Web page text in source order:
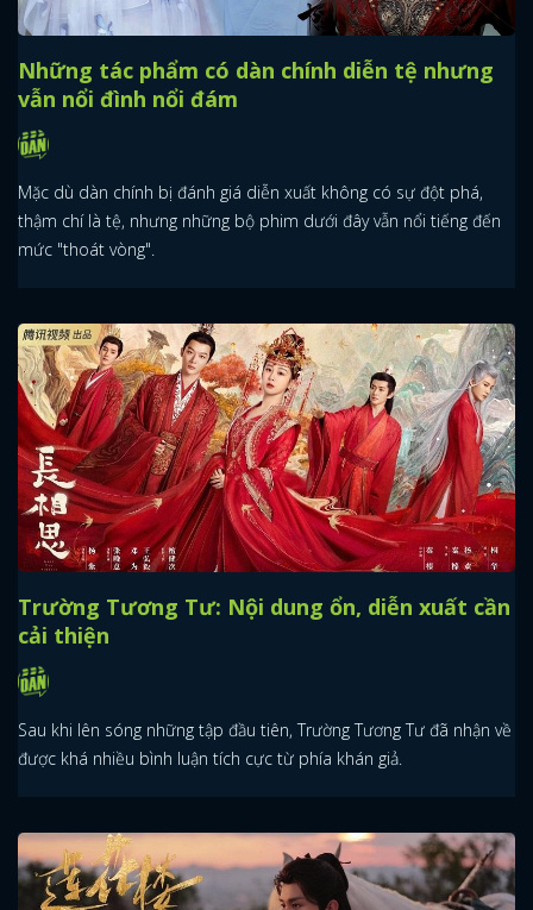
Những tác phẩm có dàn chính diễn tệ nhưng
vẫn nổi đình nổi đám
Mặc dù dàn chính bị đánh giá diễn xuất không có sự đột phá,
thậm chí là tệ, nhưng những bộ phim dưới đây vẫn nổi tiếng đến
mức "thoát vòng".
Trường Tương Tư: Nội dung ổn, diễn xuất cần
cải thiện
Sau khi lên sóng những tập đầu tiên, Trường Tương Tư đã nhận về
được khá nhiều bình luận tích cực từ phía khán giả.